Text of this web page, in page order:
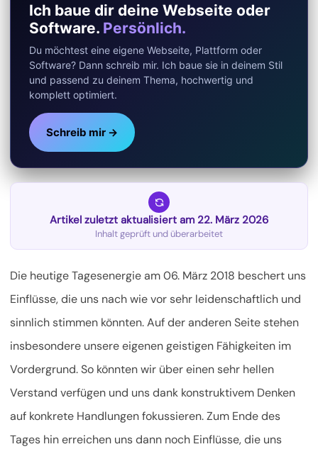
Ich baue dir deine Webseite oder
Software. Persönlich.
Du möchtest eine eigene Webseite, Plattform oder
Software? Dann schreib mir. Ich baue sie in deinem Stil
und passend zu deinem Thema, hochwertig und
komplett optimiert.
Schreib mir →
Artikel zuletzt aktualisiert am 22. März 2026
Inhalt geprüft und überarbeitet
Die heutige Tagesenergie am 06. März 2018 beschert uns
Einflüsse, die uns nach wie vor sehr leidenschaftlich und
sinnlich stimmen könnten. Auf der anderen Seite stehen
insbesondere unsere eigenen geistigen Fähigkeiten im
Vordergrund. So könnten wir über einen sehr hellen
Verstand verfügen und uns dank konstruktivem Denken
auf konkrete Handlungen fokussieren. Zum Ende des
Tages hin erreichen uns dann noch Einflüsse,die uns